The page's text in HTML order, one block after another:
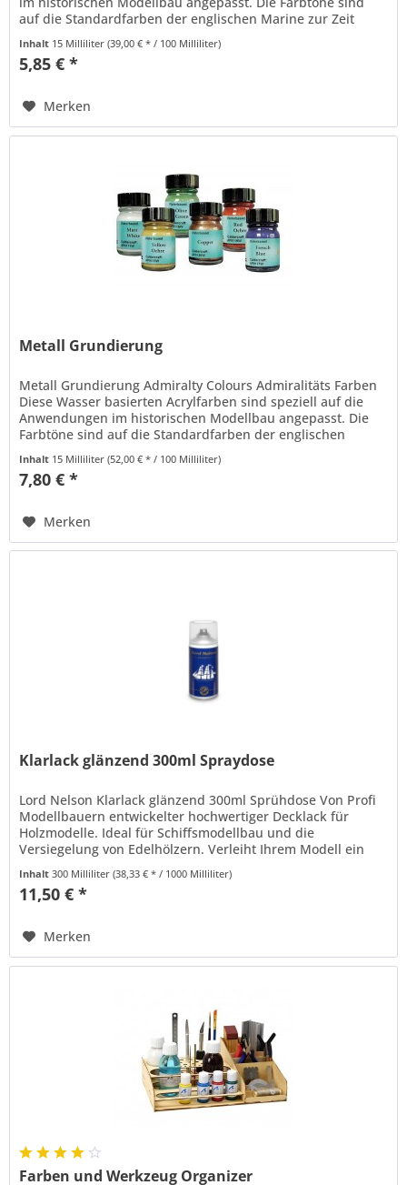
auf die Standardfarben der englischen Marine zur Zeit
Admiral...
Inhalt 15 Milliliter(39,00 € * / 100 Milliliter)
5,85 € *
Merken
Metall Grundierung
Metall Grundierung Admiralty Colours Admiralitäts Farben
Diese Wasser basierten Acrylfarben sind speziell auf die
Anwendungen im historischen Modellbau angepasst. Die
Farbtöne sind auf die Standardfarben der englischen
Inhalt 15 Milliliter(52,00 € * / 100 Milliliter)
7,80 € *
Merken
Klarlack glänzend 300ml Spraydose
Lord Nelson Klarlack glänzend 300ml Sprühdose Von Profi
Modellbauern entwickelter hochwertiger Decklack für
Holzmodelle. Ideal für Schiffsmodellbau und die
Versiegelung von Edelhölzern. Verleiht Ihrem Modell ein
authentisches Aussehen....
Inhalt300 Milliliter(38,33 € * / 1000 Milliliter)
11,50 € *
Merken
Farben und Werkzeug Organizer